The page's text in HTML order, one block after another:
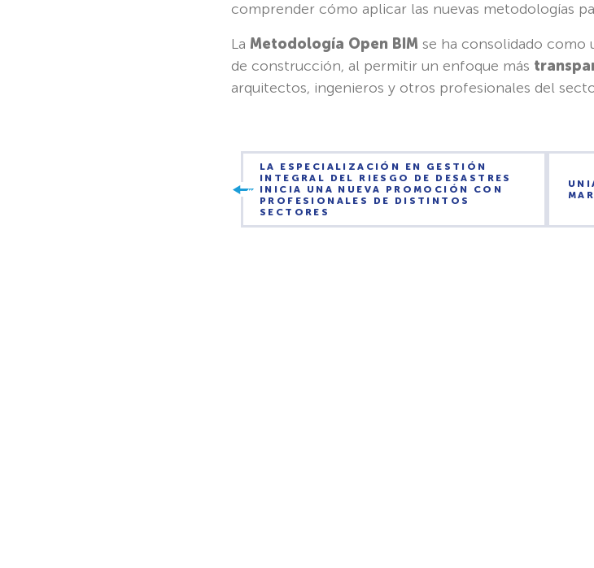
comprender cómo aplicar las nuevas metodologías
La Metodología Open BIM se ha consolidado como
de construcción, al permitir un enfoque más
arquitectos, ingenieros y otros profesionales del
LA ESPECIALIZACIÓN EN GESTIÓN
INTEGRAL DEL RIESGO DE DESASTRES
INICIA UNA NUEVA PROMOCIÓN CON
PROFESIONALES DE DISTINTOS
SECTORES